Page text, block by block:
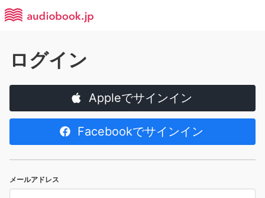
ログイン
Appleでサインイン
Facebookでサインイン
メールアドレス